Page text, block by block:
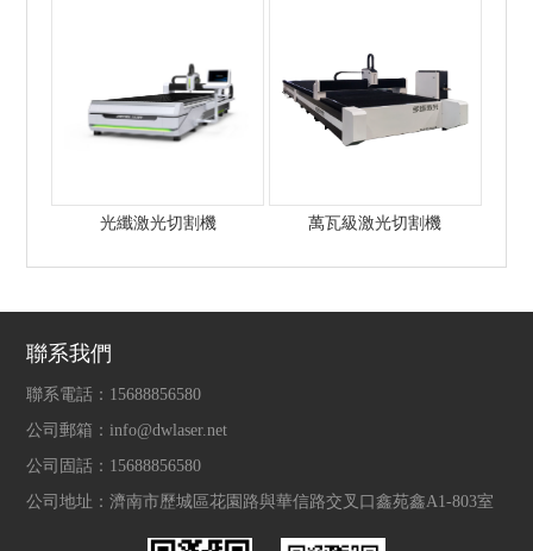
光纖激光切割機 萬瓦級激光切割機
聯系我們
聯系電話： 15688856580
公司郵箱：info@dwlaser.net
公司固話： 15688856580
公司地址：濟南市歷城區花園路與華信路交叉口鑫苑鑫A1-803室